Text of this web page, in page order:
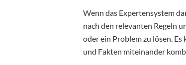
Wenn das Expertensystem
nach den relevanten Regeln
oder ein Problem zu lösen. Es
und Fakten miteinander